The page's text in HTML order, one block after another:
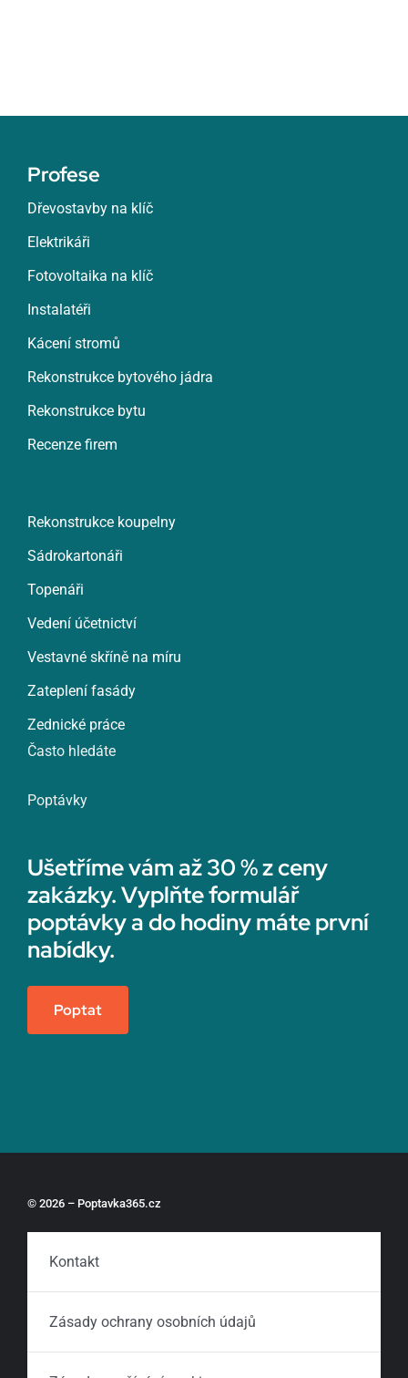
Profese
Dřevostavby na klíč
Elektrikáři
Fotovoltaika na klíč
Instalatéři
Kácení stromů
Rekonstrukce bytového jádra
Rekonstrukce bytu
Recenze firem
Rekonstrukce koupelny
Sádrokartonáři
Topenáři
Vedení účetnictví
Vestavné skříně na míru
Zateplení fasády
Zednické práce
Často hledáte
Poptávky
Ušetříme vám až 30 % z ceny
zakázky. Vyplňte formulář
poptávky a do hodiny máte první
nabídky.
Poptat
© 2026 – Poptavka365.cz
Kontakt
Zásady ochrany osobních údajů